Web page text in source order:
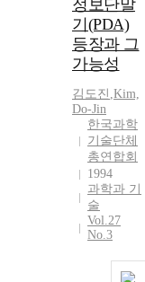
정보단말
기(PDA)
등장과 그
가능성
김도진 ,Kim,
Do-Jin
한국과학
기술단체
총연합회
1994
과학과 기
술
Vol.27
No.3